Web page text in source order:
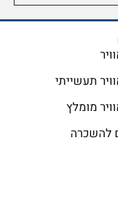
תעשייתי
מומלץ
להשכרה